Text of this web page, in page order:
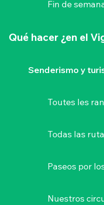
Fin de
Qué hacer ¿en el
Senderismo y
Toutes les
Todas las
Paseos por
Nuestros
LA HAYE-
La Haie-Fouassière
tren!